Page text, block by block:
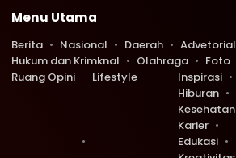
Menu Utama
Berita Nasional Daerah
Advetorial
Hukum dan Krimknal
Olahraga Foto
Ruang Opini
Lifestyle
Inspirasi
Hiburan
Kesehatan
Karier
Edukasi